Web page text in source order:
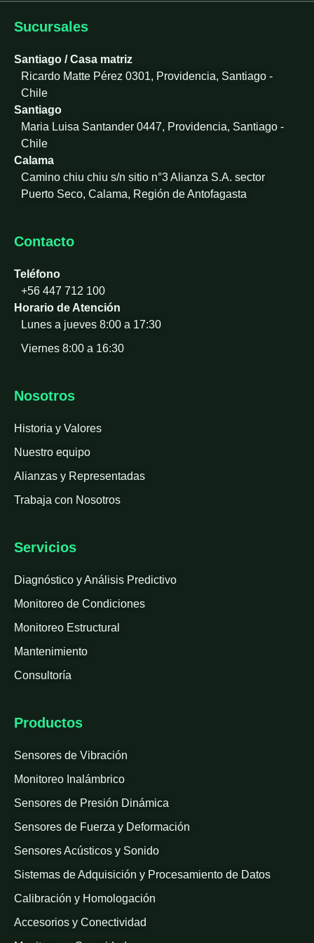
k
n
Sucursales
Santiago / Casa matriz
Ricardo Matte Pérez 0301, Providencia, Santiago -
Chile
Santiago
Maria Luisa Santander 0447, Providencia, Santiago -
Chile
Calama
Camino chiu chiu s/n sitio n°3 Alianza S.A. sector
Puerto Seco, Calama, Región de Antofagasta
Contacto
Teléfono
+56 447 712 100
Horario de Atención
Lunes a jueves 8:00 a 17:30
Viernes 8:00 a 16:30
Nosotros
Historia y Valores
Nuestro equipo
Alianzas y Representadas
Trabaja con Nosotros
Servicios
Diagnóstico y Análisis Predictivo
Monitoreo de Condiciones
Monitoreo Estructural
Mantenimiento
Consultoría
Productos
Sensores de Vibración
Monitoreo Inalámbrico
Sensores de Presión Dinámica
Sensores de Fuerza y Deformación
Sensores Acústicos y Sonido
Sistemas de Adquisición y Procesamiento de Datos
Calibración y Homologación
Accesorios y Conectividad